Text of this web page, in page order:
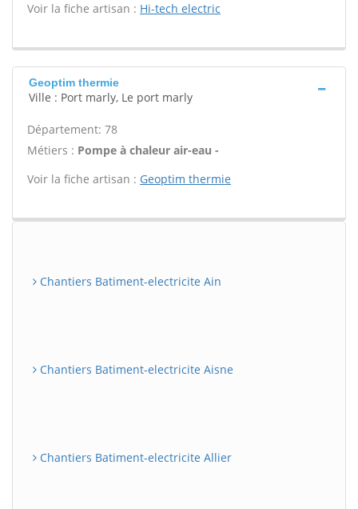
Voir la fiche artisan : Hi-tech electric
Geoptim thermie
Ville : Port marly, Le port marly
Département: 78
Métiers : Pompe à chaleur air-eau -
Voir la fiche artisan : Geoptim thermie
Chantiers Batiment-electricite Ain
Chantiers Batiment-electricite Aisne
Chantiers Batiment-electricite Allier